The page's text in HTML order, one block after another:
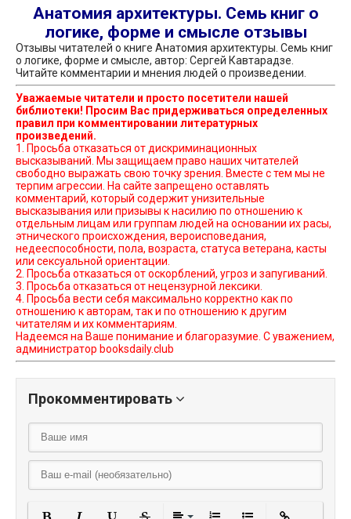
Анатомия архитектуры. Семь книг о
логике, форме и смысле отзывы
Отзывы читателей о книге Анатомия архитектуры. Семь книг
о логике, форме и смысле, автор: Сергей Кавтарадзе.
Читайте комментарии и мнения людей о произведении.
Уважаемые читатели и просто посетители нашей
библиотеки! Просим Вас придерживаться определенных
правил при комментировании литературных
произведений.
1. Просьба отказаться от дискриминационных
высказываний. Мы защищаем право наших читателей
свободно выражать свою точку зрения. Вместе с тем мы не
терпим агрессии. На сайте запрещено оставлять
комментарий, который содержит унизительные
высказывания или призывы к насилию по отношению к
отдельным лицам или группам людей на основании их расы,
этнического происхождения, вероисповедания,
недееспособности, пола, возраста, статуса ветерана, касты
или сексуальной ориентации.
2. Просьба отказаться от оскорблений, угроз и запугиваний.
3. Просьба отказаться от нецензурной лексики.
4. Просьба вести себя максимально корректно как по
отношению к авторам, так и по отношению к другим
читателям и их комментариям.
Надеемся на Ваше понимание и благоразумие. С уважением,
администратор booksdaily.club
Прокомментировать